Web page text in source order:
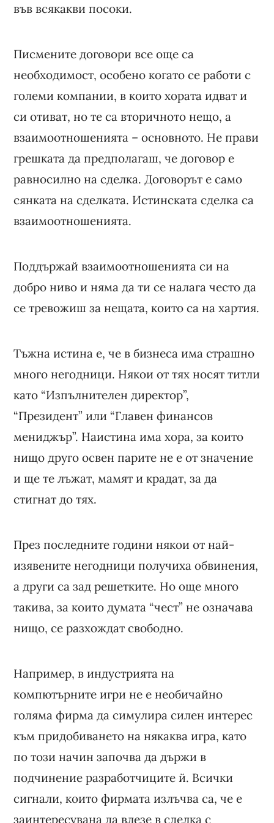
във всякакви посоки.
Писмените договори все още са
необходимост, особено когато се работи с
големи компании, в които хората идват и
си отиват, но те са вторичното нещо, а
взаимоотношенията – основното. Не прави
грешката да предполагаш, че договор е
равносилно на сделка. Договорът е само
сянката на сделката. Истинската сделка са
взаимоотношенията.
Поддържай взаимоотношенията си на
добро ниво и няма да ти се налага често да
се тревожиш за нещата, които са на хартия.
Тъжна истина е, че в бизнеса има страшно
много негодници. Някои от тях носят титли
като “Изпълнителен директор”,
“Президент” или “Главен финансов
мениджър”. Наистина има хора, за които
нищо друго освен парите не е от значение
и ще те лъжат, мамят и крадат, за да
стигнат до тях.
През последните години някои от най-
изявените негодници получиха обвинения,
а други са зад решетките. Но още много
такива, за които думата “чест” не означава
нищо, се разхождат свободно.
Например, в индустрията на
компютърните игри не е необичайно
голяма фирма да симулира силен интерес
към придобиването на някаква игра, като
по този начин започва да държи в
подчинение разработчиците й. Всички
сигнали, които фирмата излъчва са, че е
заинтересувана да влезе в сделка с